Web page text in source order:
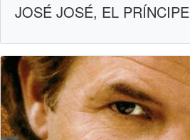
JOSÉ JOSÉ, EL PRÍNCIPE